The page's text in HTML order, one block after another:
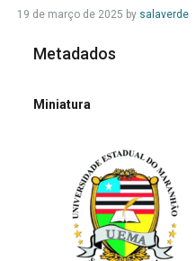
19 de março de 2025 by salaverde
Metadados
Miniatura